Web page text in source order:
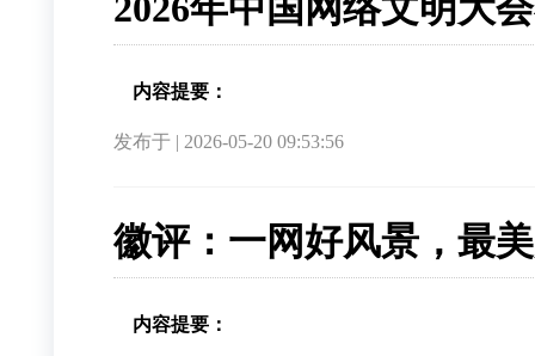
内容提要：
发布于 | 2026-05-20 09:53:56
徽评：一网好风景，最
内容提要：